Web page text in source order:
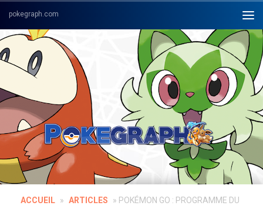
Skip to content
ACCUEIL » ARTICLES » POKÉMON GO : PROGRAMME DU